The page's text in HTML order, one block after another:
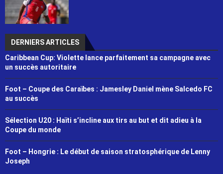
DERNIERS ARTICLES
Caribbean Cup: Violette lance parfaitement sa campagne avec
un succès autoritaire
Foot – Coupe des Caraïbes : Jamesley Daniel mène Salcedo FC
au succès
Sélection U20 : Haïti s’incline aux tirs au but et dit adieu à la
Coupe du monde
Foot – Hongrie : Le début de saison stratosphérique de Lenny
Joseph